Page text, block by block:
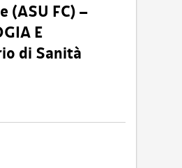
(ASU FC) –
E
di Sanità